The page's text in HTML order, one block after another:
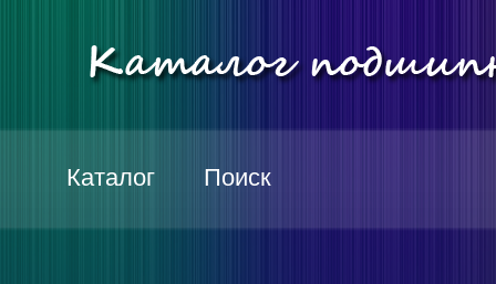
Каталог Поиск